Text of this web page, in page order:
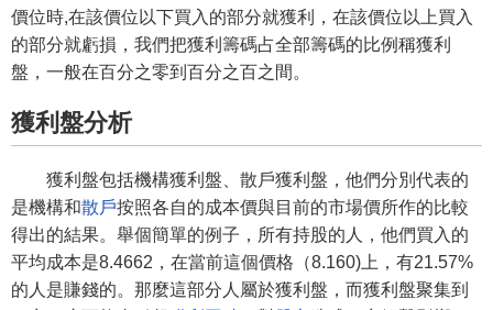
價位時,在該價位以下買入的部分就獲利，在該價位以上買入
的部分就虧損，我們把獲利籌碼占全部籌碼的比例稱獲利
盤，一般在百分之零到百分之百之間。
獲利盤分析
獲利盤包括機構獲利盤、散戶獲利盤，他們分別代表的
是機構和散戶按照各自的成本價與目前的市場價所作的比較
得出的結果。舉個簡單的例子，所有持股的人，他們買入的
平均成本是8.4662，在當前這個價格（8.160)上，有21.57%
的人是賺錢的。那麼這部分人屬於獲利盤，而獲利盤聚集到